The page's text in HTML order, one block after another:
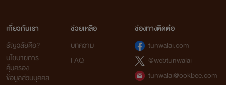
เกี่ยวกับเรา
ธัญวลัยคือ?
นโยบายการ
คุ้มครอง
ข้อมูลส่วนบุคคล
ช่วยเหลือ
บทความ
FAQ
ช่องทางติดต่อ
tunwalai.com
@webtunwalai
tunwalai@ookbee.com